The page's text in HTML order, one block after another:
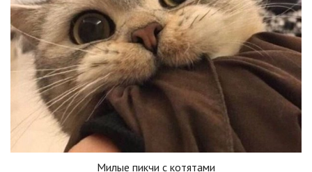
Милые пикчи с котятами